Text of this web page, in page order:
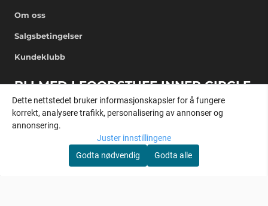
Om oss
Salgsbetingelser
Kundeklubb
BLI MED I FOODSTUFF INNER CIRCLE
Få eksklusive nyheter rett i mailboksen
E-post
REGISTRER DEG
Dette nettstedet bruker informasjonskapsler for å fungere
korrekt, analysere trafikk, personalisering av annonser og
annonsering.
Juster innstillingene
Godta nødvendig
Godta alle